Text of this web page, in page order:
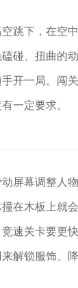
跳下，在空
碰、扭曲的
开一局。闯
一定要求。
屏幕调整人
在木板上就
速关卡要更
解锁服饰、